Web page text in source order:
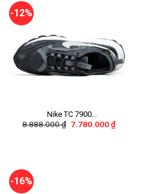
-12%
Nike TC 7900
“Black/Anthracite”
8.888.000₫ 7.780.000₫
-16%